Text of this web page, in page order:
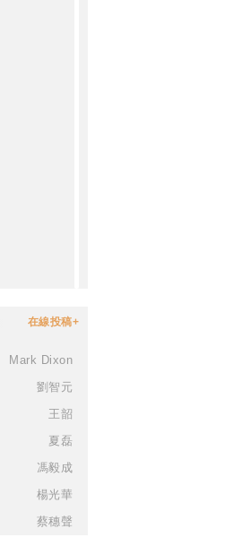
在線投稿+
Mark Dixon
劉智元
王韶
夏磊
馮毅成
楊光華
蔡穗聲